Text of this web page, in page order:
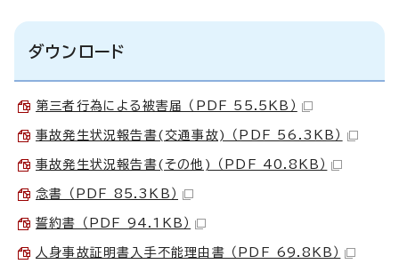
ダウンロード
第三者行為による被害届 （PDF 55.5KB）
事故発生状況報告書(交通事故) （PDF 56.3KB）
事故発生状況報告書(その他) （PDF 40.8KB）
念書 （PDF 85.3KB）
誓約書 （PDF 94.1KB）
人身事故証明書入手不能理由書 （PDF 69.8KB）